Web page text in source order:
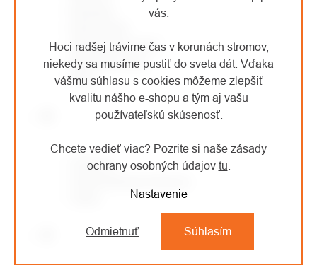
vás.
Hoci radšej trávime čas v korunách stromov,
niekedy sa musíme pustiť do sveta dát. Vďaka
vášmu súhlasu s cookies môžeme zlepšiť
kvalitu nášho e-shopu a tým aj vašu
používateľskú skúsenosť.
Chcete vedieť viac? Pozrite si naše zásady
ochrany osobných údajov tu
Nastavenie
Odmietnuť Súhlasím
MORAVIA PLAST
Mountain Paws
MSR
NESTLE